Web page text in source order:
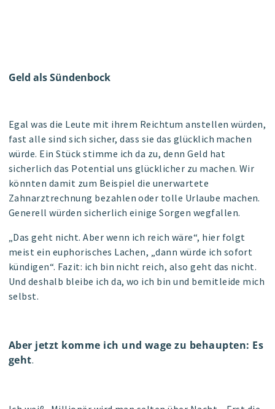
Geld als Sündenbock
Egal was die Leute mit ihrem Reichtum anstellen würden,
fast alle sind sich sicher, dass sie das glücklich machen
würde. Ein Stück stimme ich da zu, denn Geld hat
sicherlich das Potential uns glücklicher zu machen. Wir
könnten damit zum Beispiel die unerwartete
Zahnarztrechnung bezahlen oder tolle Urlaube machen.
Generell würden sicherlich einige Sorgen wegfallen.
„Das geht nicht. Aber wenn ich reich wäre“, hier folgt
meist ein euphorisches Lachen, „dann würde ich sofort
kündigen“. Fazit: ich bin nicht reich, also geht das nicht.
Und deshalb bleibe ich da, wo ich bin und bemitleide mich
selbst.
Aber jetzt komme ich und wage zu behaupten: Es
geht.